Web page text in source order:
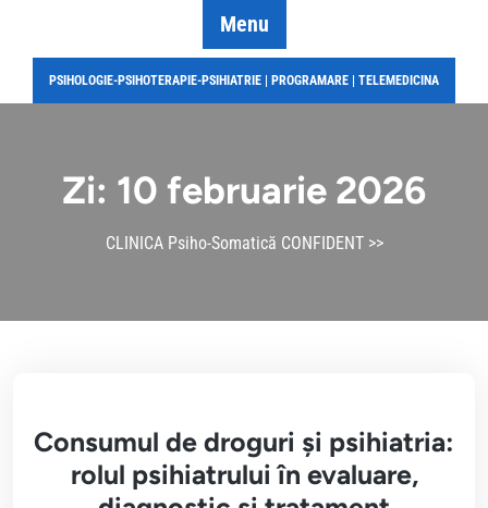
Menu
PSIHOLOGIE-PSIHOTERAPIE-PSIHIATRIE | PROGRAMARE | TELEMEDICINA
Zi: 10 februarie 2026
CLINICA Psiho-Somatică CONFIDENT>>
Consumul de droguri și psihiatria:
rolul psihiatrului în evaluare,